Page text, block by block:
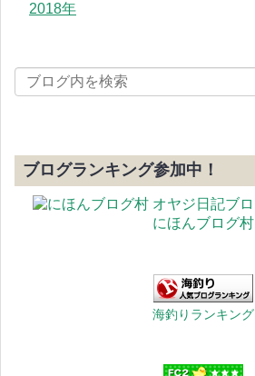
2018年
ブログランキング参加中！
にほんブログ村
海釣りランキング